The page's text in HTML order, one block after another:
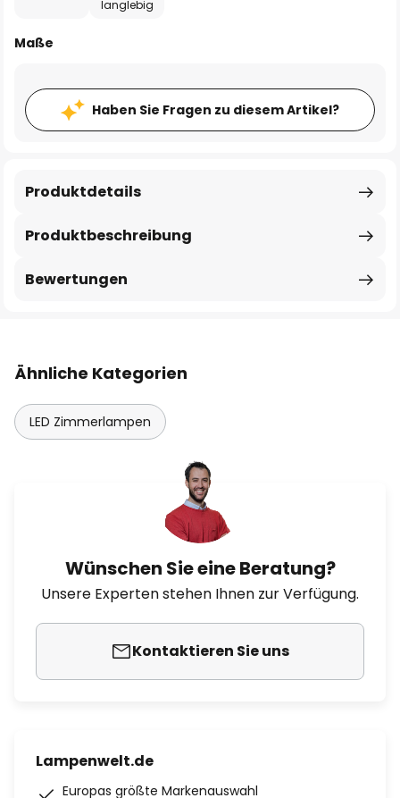
langlebig
Maße
Haben Sie Fragen zu diesem Artikel?
Produktbeschreibung
Produktdetails
Bewertungen
Ähnliche Kategorien
LED Zimmerlampen
Wünschen Sie eine Beratung?
Unsere Experten stehen Ihnen zur Verfügung.
Kontaktieren Sie uns
Lampenwelt.de
Europas größte Markenauswahl